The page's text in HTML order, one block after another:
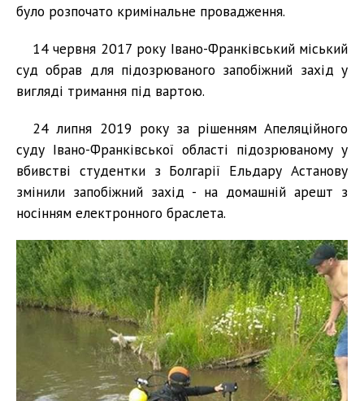
було розпочато кримінальне провадження.
14 червня 2017 року Івано-Франківський міський
суд обрав для підозрюваного запобіжний захід у
вигляді тримання під вартою.
24 липня 2019 року за рішенням Апеляційного
суду Івано-Франківської області підозрюваному у
вбивстві студентки з Болгарії Ельдару Астанову
змінили запобіжний захід - на домашній арешт з
носінням електронного браслета.